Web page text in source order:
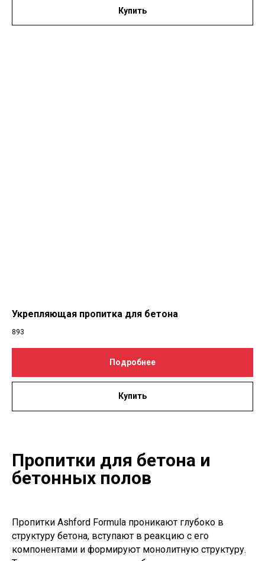
Купить
Укрепляющая пропитка для бетона
893
Подробнее
Купить
Пропитки для бетона и
бетонных полов
Пропитки Ashford Formula проникают глубоко в
структуру бетона, вступают в реакцию с его
компонентами и формируют монолитную структуру.